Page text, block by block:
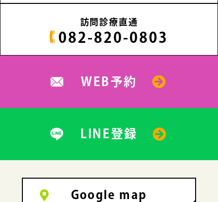
訪問診療直通
082-820-0803
WEB予約
LINE登録
Google map